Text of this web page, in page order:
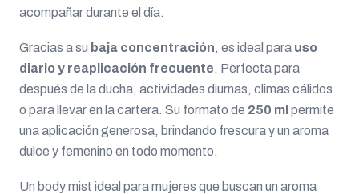
acompañar durante el día.
Gracias a su baja concentración, es ideal para uso
diario y reaplicación frecuente. Perfecta para
después de la ducha, actividades diurnas, climas cálidos
o para llevar en la cartera. Su formato de 250 ml permite
una aplicación generosa, brindando frescura y un aroma
dulce y femenino en todo momento.
Un body mist ideal para mujeres que buscan un aroma